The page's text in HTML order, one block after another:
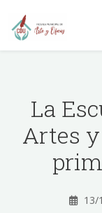
La
Artes
13/